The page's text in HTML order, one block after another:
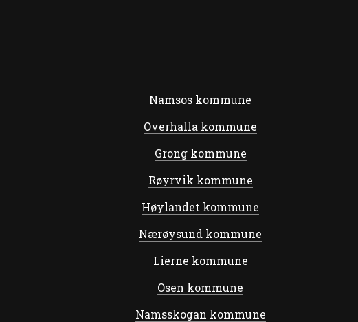
Namsos kommune
Overhalla kommune
Grong kommune
Røyrvik kommune
Høylandet kommune
Nærøysund kommune
Lierne kommune
Osen kommune
Namsskogan kommune